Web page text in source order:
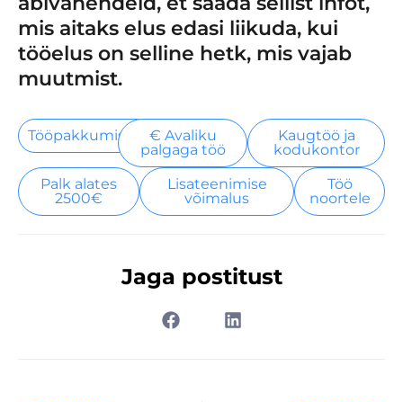
mis aitaks elus edasi liikuda, kui
tööelus on selline hetk, mis vajab
muutmist.
Tööpakkumised
€ Avaliku
palgaga töö
Kaugtöö ja
kodukontor
Palk alates
2500€
Lisateenimise
võimalus
Töö
noortele
Jaga postitust